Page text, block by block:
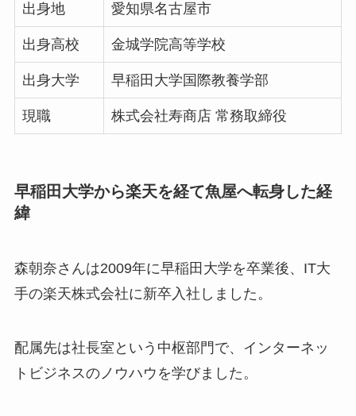
出身地 愛知県名古屋市
出身高校 金城学院高等学校
出身大学 早稲田大学国際教養学部
現職 株式会社寿商店 常務取締役
早稲田大学から楽天を経て魚屋へ転身した経
緯
森朝奈さんは2009年に早稲田大学を卒業後、IT大
手の楽天株式会社に新卒入社しました。
配属先は社長室という中枢部門で、インターネッ
トビジネスのノウハウを学びました。